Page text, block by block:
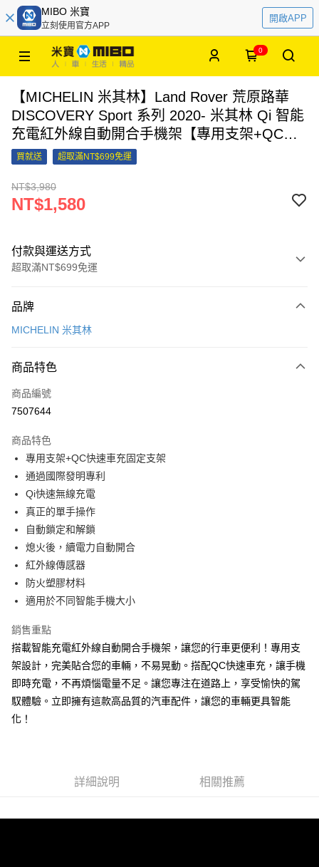
MIBO 米寶
立刻使用官方APP
開啟APP
0
【MICHELIN 米其林】Land Rover 荒原路華
DISCOVERY Sport 系列 2020- 米其林 Qi 智能
充電紅外線自動開合手機架【專用支架+QC快
速車充】 ML89
買就送 超取滿NT$699免運
NT$3,980
NT$1,580
付款與運送方式
超取滿NT$699免運
信用卡一次付款
3 期 0 利率 每期
合作金庫商業銀行
上海商業儲蓄銀行
臺灣中小企業銀行
匯豐（台灣）商業銀行
聯邦商業銀行
元大商業銀行
玉山商業銀行
台灣樂天信用卡公司
超商取貨付款
LINE Pay
Apple Pay
街口支付
悠遊付
Google Pay
全盈+PAY
ATM付款
全家取貨付款
每筆NT$60，滿NT$699(含以上)免運費
線上付款後全家取貨
每筆NT$60，滿NT$699(含以上)免運費
7-11取貨付款
每筆NT$60，滿NT$699(含以上)免運費
宅配
品牌
MICHELIN 米其林
商品特色
商品編號
7507644
商品特色
專用支架+QC快速車充固定支架
通過國際發明專利
Qi快速無線充電
真正的單手操作
自動鎖定和解鎖
熄火後，續電力自動開合
紅外線傳感器
防火塑膠材料
適用於不同智能手機大小
銷售重點
搭載智能充電紅外線自動開合手機架，讓您的行車更便利！專用支
架設計，完美貼合您的車輛，不易晃動。搭配QC快速車充，讓手機
即時充電，不再煩惱電量不足。讓您專注在道路上，享受愉快的駕
馭體驗。立即擁有這款高品質的汽車配件，讓您的車輛更具智能
化！
詳細說明 相關推薦